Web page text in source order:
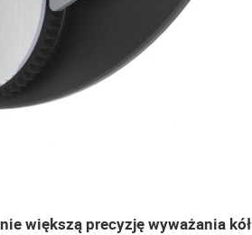
większą precyzję wyważania kół